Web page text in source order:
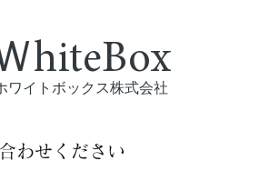
hiteBox​
ワイトボックス株式会社
わせください